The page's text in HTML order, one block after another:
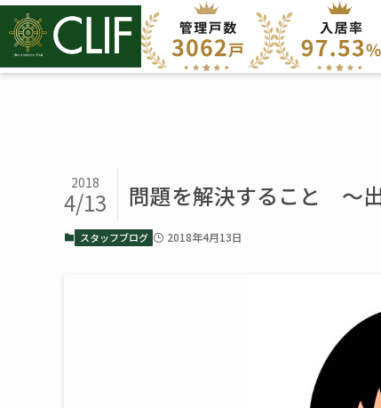
問題を解決すること ～
2018
4/13
スタッフブログ 2018年4月13日